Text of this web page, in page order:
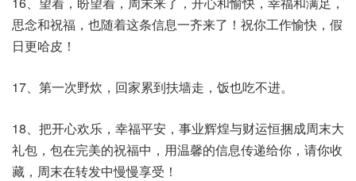
思念和祝福，也随着这条信息一齐来了！祝你工作愉快，假
日更哈皮！
17、第一次野炊，回家累到扶墙走，饭也吃不进。
18、把开心欢乐，幸福平安，事业辉煌与财运恒捆成周末大
礼包，包在完美的祝福中，用温馨的信息传递给你，请你收
藏，周末在转发中慢慢享受！